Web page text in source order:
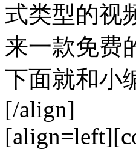
式类型的视
来一款免费
下面就和小
[/align]